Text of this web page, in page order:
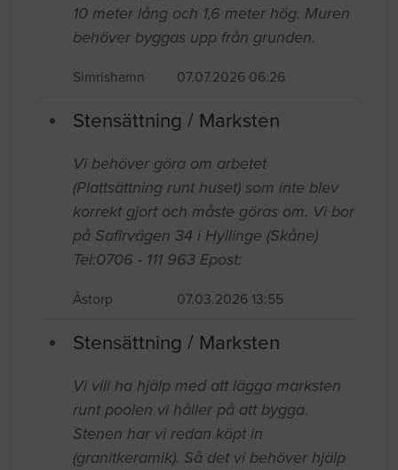
10 meter lång och 1,6 meter hög. Muren
behöver byggas upp från grunden.
Simrishamn 07.07.2026 06:26
Stensättning / Marksten
Vi behöver göra om arbetet
(Plattsättning runt huset) som inte blev
korrekt gjort och måste göras om. Vi bor
på Safirvägen 34 i Hyllinge (Skåne)
Tel:0706 - 111 963 Epost:
Åstorp 07.03.2026 13:55
Stensättning / Marksten
Vi vill ha hjälp med att lägga marksten
runt poolen vi håller på att bygga.
Stenen har vi redan köpt in
(granitkeramik). Så det vi behöver hjälp